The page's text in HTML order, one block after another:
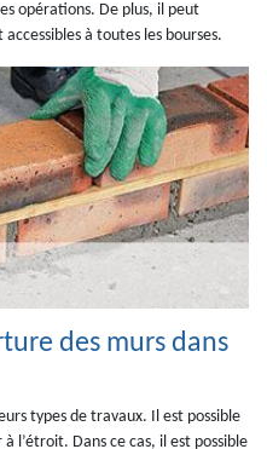
opérations. De plus, il peut
à toutes les bourses.
des murs dans
types de travaux. Il est possible
l’étroit. Dans ce cas, il est possible